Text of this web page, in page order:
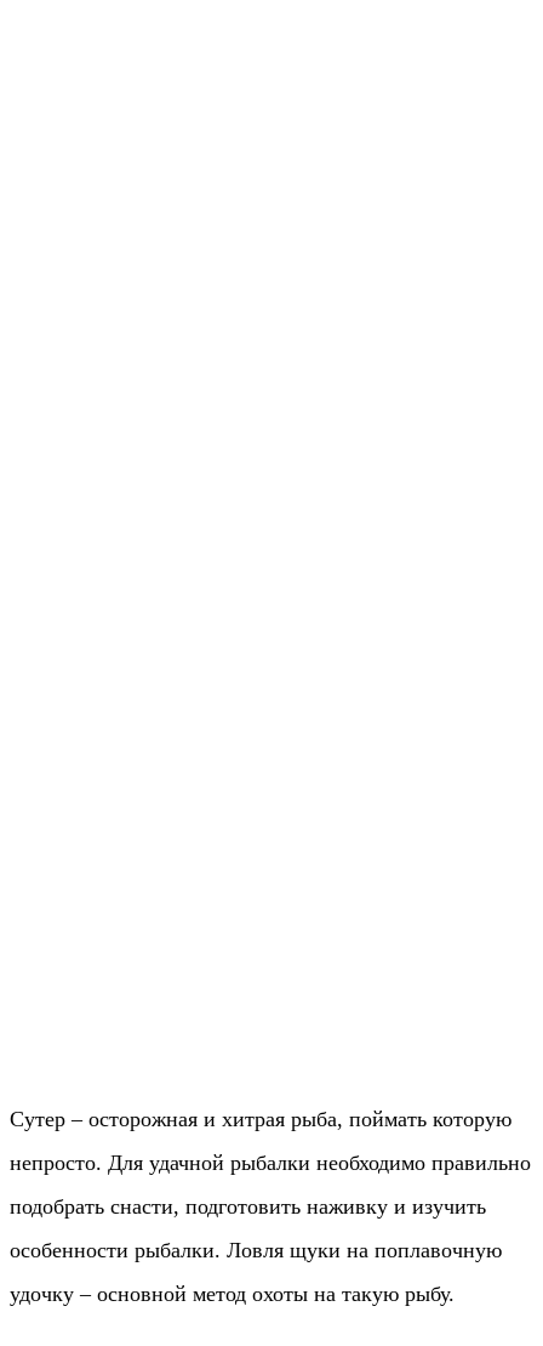
Сутер – осторожная и хитрая рыба, поймать которую
непросто. Для удачной рыбалки необходимо правильно
подобрать снасти, подготовить наживку и изучить
особенности рыбалки. Ловля щуки на поплавочную
удочку – основной метод охоты на такую ​​рыбу.